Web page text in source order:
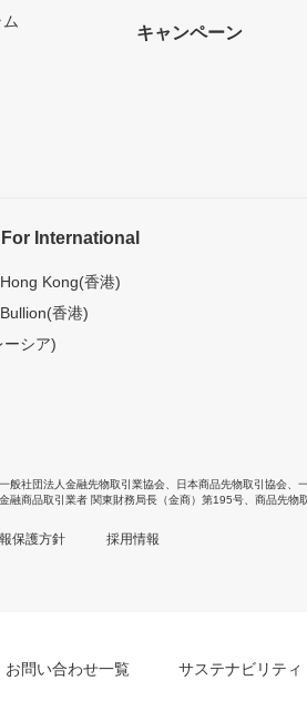
キャンペーン
International
Kong(香港)
香港)
シア)
一般社団法人金融先物取引業協会 日本商品先物取引協会
融商品取引業者 関東財務局長（金商）第195号、商品先物
保護方針 採用情報
お問い合わせ一覧 サステナビリティ